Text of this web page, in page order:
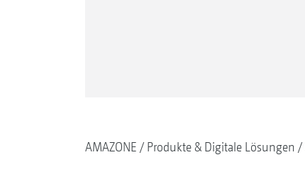
AMAZONE Produkte & Digitale Lösungen